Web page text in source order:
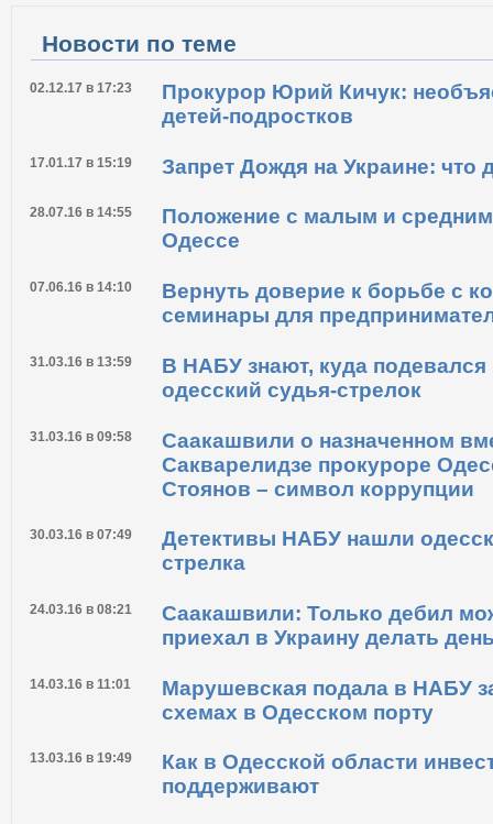
Новости по теме
02.12.17 в 17:23
Прокурор Юрий Кичук:
детей-подростков
17.01.17 в 15:19 Запрет Дождя на Украине: что
28.07.16 в 14:55
Положение с малым и
Одессе
07.06.16 в 14:10
Вернуть доверие к борьбе с
семинары для
31.03.16 в 13:59
В НАБУ знают, куда
одесский судья-стрелок
31.03.16 в 09:58
Саакашвили о назначенном
Сакварелидзе прокуроре
Стоянов – символ коррупции
30.03.16 в 07:49
Детективы НАБУ нашли
стрелка
24.03.16 в 08:21
Саакашвили: Только дебил
приехал в Украину делать
14.03.16 в 11:01
Марушевская подала в НАБУ
схемах в Одесском порту
13.03.16 в 19:49
Как в Одесской области
поддерживают